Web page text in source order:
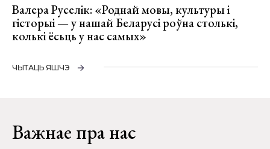
Валера Руселік: «Роднай мовы, культуры і
гісторыі — у нашай Беларусі роўна столькі,
колькі ёсьць у нас самых»
ЧЫТАЦЬ ЯШЧЭ
Важнае пра нас